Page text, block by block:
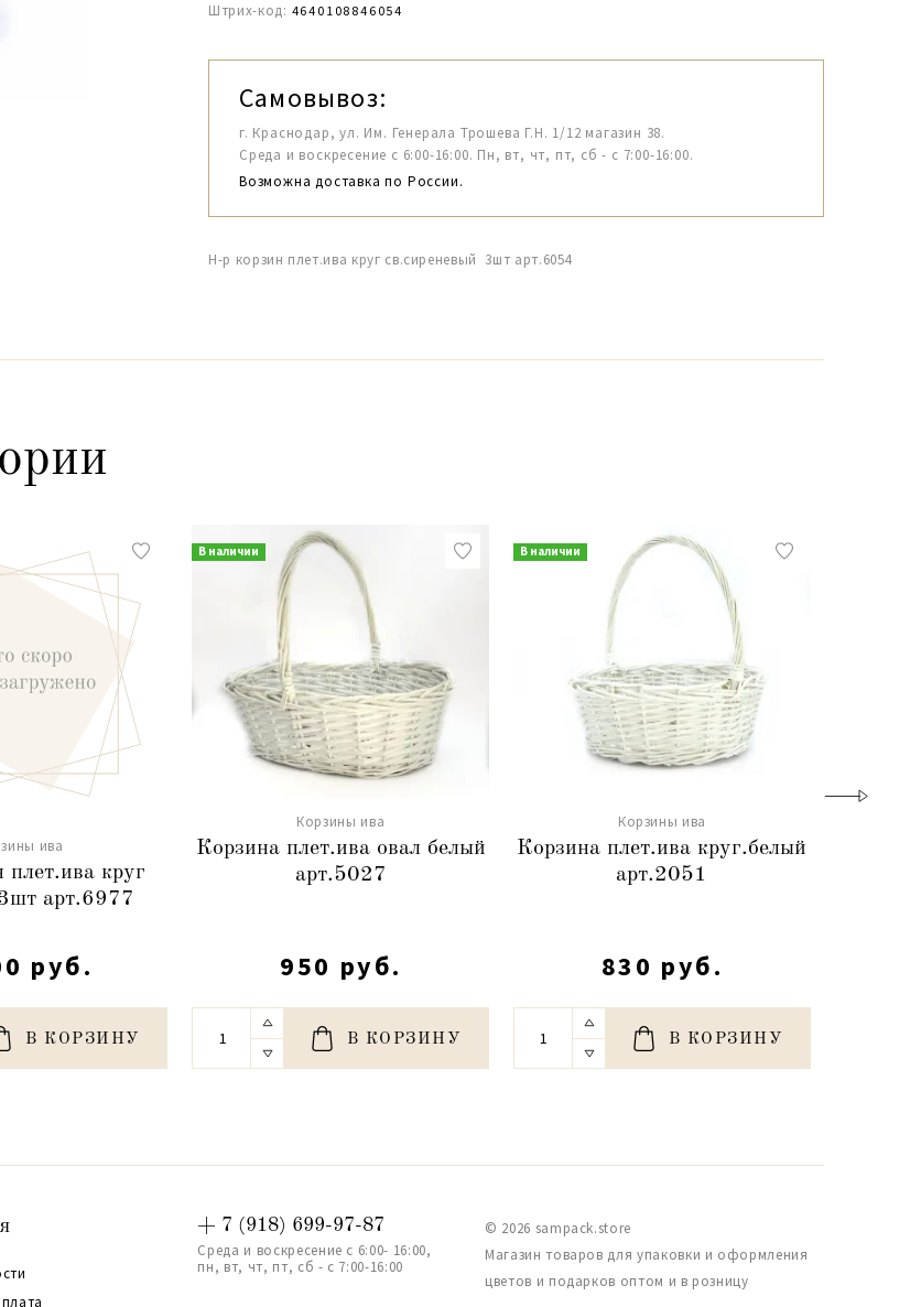
Штрих-код: 4640108846054
Самовывоз:
г. Краснодар, ул. Им. Генерала Трошева Г.Н. 1/12 магазин 38.
Среда и воскресение с 6:00-16:00. Пн, вт, чт, пт, сб - с 7:00-16:00.
Возможна доставка по России.
Н-р корзин плет.ива круг св.сиреневый 3шт арт.6054
ива
круг
арт.6977
руб.
В КОРЗИНУ
В наличии
Корзины ива
Корзина плет.ива овал белый
арт.5027
950 руб.
В КОРЗИНУ
В наличии
Корзины ива
Корзина плет.ива круг.белый
арт.2051
830 руб.
В КОРЗИНУ
+ 7 (918) 699-97-87
Среда и воскресение с 6:00- 16:00,
пн, вт, чт, пт, сб - с 7:00-16:00
© 2026 sampack.store
Магазин товаров для упаковки и оформления
цветов и подарков оптом и в розницу